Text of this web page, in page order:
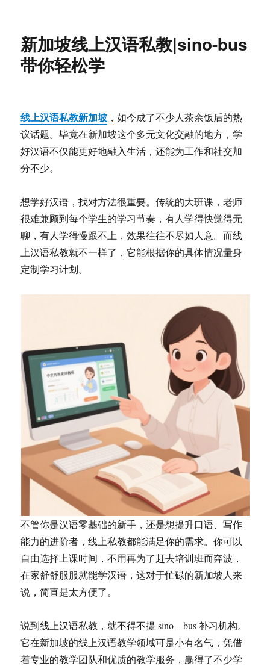
新加坡线上汉语私教|sino-bus
带你轻松学
线上汉语私教新加坡 ，如今成了不少人茶余饭后的热
议话题。毕竟在新加坡这个多元文化交融的地方，学
好汉语不仅能更好地融入生活，还能为工作和社交加
分不少。
想学好汉语，找对方法很重要。传统的大班课，老师
很难兼顾到每个学生的学习节奏，有人学得快觉得无
聊，有人学得慢跟不上，效果往往不尽如人意。而线
上汉语私教就不一样了，它能根据你的具体情况量身
定制学习计划。
不管你是汉语零基础的新手，还是想提升口语、写作
能力的进阶者，线上私教都能满足你的需求。你可以
自由选择上课时间，不用再为了赶去培训班而奔波，
在家舒舒服服就能学汉语，这对于忙碌的新加坡人来
说，简直是太方便了。
说到线上汉语私教，就不得不提 sino – bus 补习机构。
它在新加坡的线上汉语教学领域可是小有名气，凭借
着专业的教学团队和优质的教学服务，赢得了不少学